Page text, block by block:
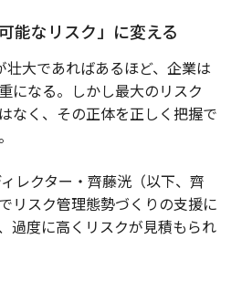
能なリスク」に変える
大であればあるほど、企業は
になる。しかし最大のリスク
なく、その正体を正しく把握で
レクター・齊藤洸（以下、齊
リスク管理態勢づくりの支援に
過度に高くリスクが見積もられ